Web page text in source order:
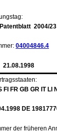
Patentblatt 2004/23
04004846.4
21.08.1998
FI FR GB GR IT LI
DE
der früheren